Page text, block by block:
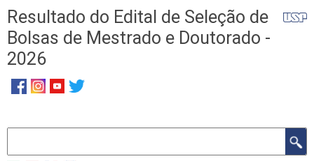
Pular
para
conteúdo
principal
Resultado do Edital de Seleção de
Bolsas de Mestrado e Doutorado -
2026